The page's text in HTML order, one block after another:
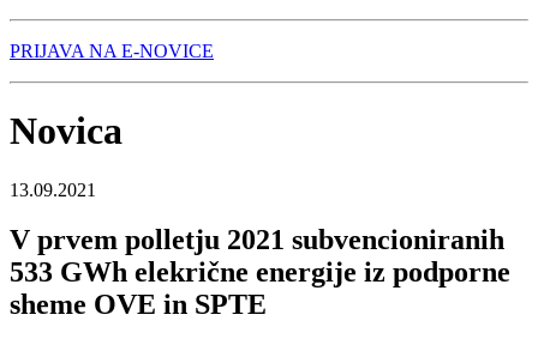
PRIJAVA NA E-NOVICE
Novica
13.09.2021
V prvem polletju 2021 subvencioniranih
533 GWh elekrične energije iz podporne
sheme OVE in SPTE